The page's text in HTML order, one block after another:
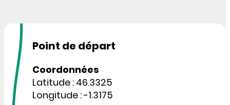
Point de départ
Coordonnées
Latitude : 46.3325
Longitude : -1.3175